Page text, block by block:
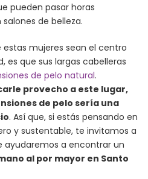
pueden pasar horas
de belleza.
mujeres sean el centro
es que sus largas cabelleras
de pelo natural.
provecho a este lugar,
de pelo sería una
. Así que, si estás pensando en
y sustentable, te invitamos a
a encontrar un
al por mayor en Santo